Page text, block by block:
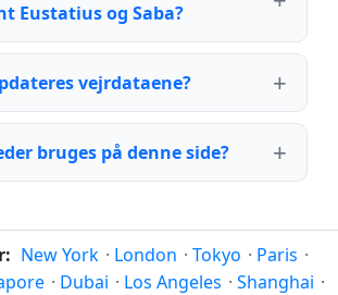
Eustatius og Saba?
vejrdataene?
bruges på denne side?
New York · London · Tokyo · Paris ·
· Dubai · Los Angeles · Shanghai ·